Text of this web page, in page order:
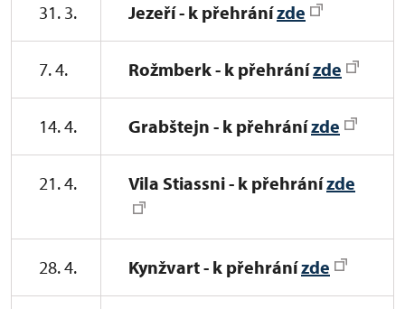
31. 3. Jezeří - k přehránízde
7. 4. Rožmberk - k přehránízde
14. 4. Grabštejn - k přehránízde
21. 4. Vila Stiassni - k přehránízde
28. 4. Kynžvart - k přehránízde